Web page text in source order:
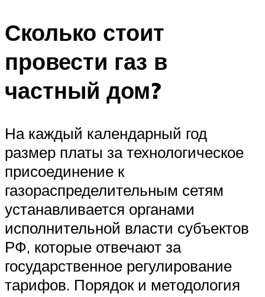
Сколько стоит
провести газ в
частный дом?
На каждый календарный год
размер платы за технологическое
присоединение к
газораспределительным сетям
устанавливается органами
исполнительной власти субъектов
РФ, которые отвечают за
государственное регулирование
тарифов. Порядок и методология